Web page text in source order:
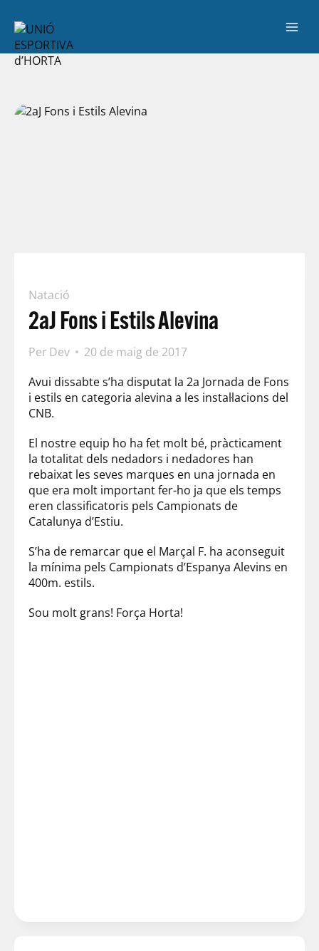
Natació
2aJ Fons i Estils Alevina
Per Dev
20 de maig de 2017
Avui dissabte s’ha disputat la 2a Jornada de Fons
i estils en categoria alevina a les instal·lacions del
CNB.
El nostre equip ho ha fet molt bé, pràcticament
la totalitat dels nedadors i nedadores han
rebaixat les seves marques en una jornada en
que era molt important fer-ho ja que els temps
eren classificatoris pels Campionats de
Catalunya d’Estiu.
S’ha de remarcar que el Marçal F. ha aconseguit
la mínima pels Campionats d’Espanya Alevins en
400m. estils.
Sou molt grans! Força Horta!